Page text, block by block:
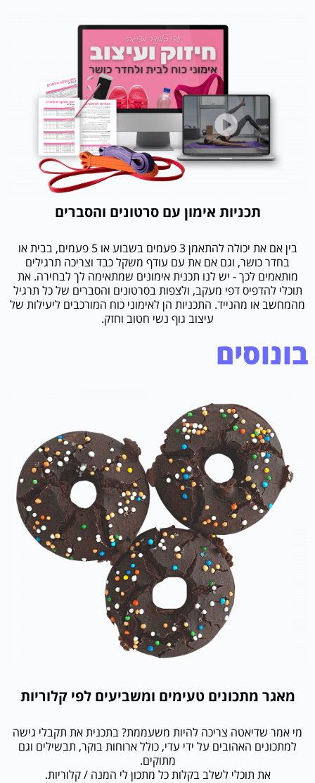
תכניות אימון עם סרטונים והסברים
בין אם את יכולה להתאמן 3 פעמים בשבוע או 5 פעמים, בבית או
בחדר כושר, וגם אם את עם עודף משקל כבד וצריכה תרגילים
מותאמים לכך - יש לנו תכנית אימונים שמתאימה לך לבחירה. את
תוכלי להדפיס דפי מעקב, ולצפות בסרטונים והסברים של כל תרגיל
מהמחשב או מהנייד. התכניות הן לאימוני כוח המורכבים ליעילות של
עיצוב גוף נשי חטוב וחזק.
בונוסים
מאגר מתכונים טעימים ומשביעים לפי קלוריות
מי אמר שדיאטה צריכה להיות משעממת? בתכנית את תקבלי גישה
למתכונים האהובים על ידי עדי, כולל ארוחות בוקר, תבשילים וגם
מתוקים.
את תוכלי לשלב בקלות כל מתכון לי המנה / קלוריות.